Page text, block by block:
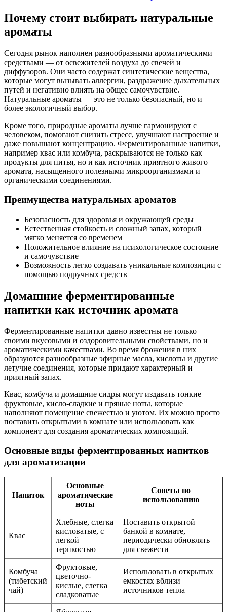
Почему стоит выбирать натуральные
ароматы
Сегодня рынок наполнен разнообразными ароматическими
средствами — от освежителей воздуха до свечей и
диффузоров. Они часто содержат синтетические вещества,
которые могут вызывать аллергии, раздражение дыхательных
путей и негативно влиять на общее самочувствие.
Натуральные ароматы — это не только безопасный, но и
более экологичный выбор.
Кроме того, природные ароматы лучше гармонируют с
человеком, помогают снизить стресс, улучшают настроение и
даже повышают концентрацию. Ферментированные напитки,
например квас или комбуча, раскрываются не только как
продукты для питья, но и как источник приятного живого
аромата, насыщенного полезными микроорганизмами и
органическими соединениями.
Преимущества натуральных ароматов
Безопасность для здоровья и окружающей среды
Естественная стойкость и сложный запах, который
мягко меняется со временем
Положительное влияние на психологическое состояние
и самочувствие
Возможность легко создавать уникальные композиции с
помощью подручных средств
Домашние ферментированные
напитки как источник аромата
Ферментированные напитки давно известны не только
своими вкусовыми и оздоровительными свойствами, но и
ароматическими качествами. Во время брожения в них
образуются разнообразные эфирные масла, кислоты и другие
летучие соединения, которые придают характерный и
приятный запах.
Квас, комбуча и домашние сидры могут издавать тонкие
фруктовые, кисло-сладкие и пряные ноты, которые
наполняют помещение свежестью и уютом. Их можно просто
поставить открытыми в комнате или использовать как
компонент для создания ароматических композиций.
Основные виды ферментированных напитков
для ароматизации
Напиток
Основные
ароматические
ноты
Советы по
использованию
Квас
Хлебные, слегка
кисловатые, с
легкой
терпкостью
Поставить открытой
банкой в комнате,
периодически обновлять
для свежести
Комбуча
(тибетский
чай)
Фруктовые,
цветочно-
кислые, слегка
сладковатые
Использовать в открытых
емкостях вблизи
источников тепла